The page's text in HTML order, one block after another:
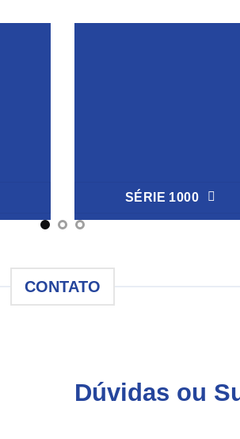
SÉRIE 1000
CONTATO
Dúvidas ou